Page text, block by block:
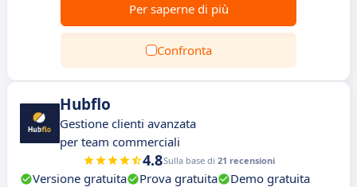
Per saperne di più
Confronta
Hubflo
Gestione clienti avanzata
per team commerciali
4.8Sulla base di 21 recensioni
Versione gratuita Prova gratuita
Demo gratuita